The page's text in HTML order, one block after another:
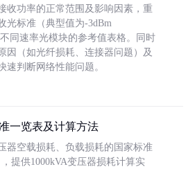
收功率的正常范围及影响因素，重
光标准（典型值为-3dBm
同速率光模块的参考值表格。同时
因（如光纤损耗、连接器问题）及
速判断网络性能问题。
一览表及计算方法
器空载损耗、负载损耗的国家标准
，提供1000kVA变压器损耗计算实